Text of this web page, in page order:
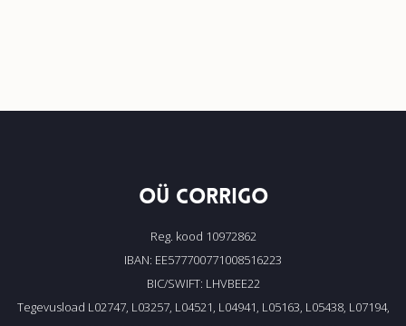
OÜ CORRIGO
Reg. kood 10972862
IBAN: EE577700771008516223
BIC/SWIFT: LHVBEE22
Tegevusload L02747, L03257, L04521, L04941, L05163, L05438, L07194,